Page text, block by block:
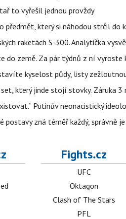
to vyřešil jednou provždy
předmět, který si náhodou strčil do
raketách S-300. Analytička
do země. Za pár týdnů z ní vyroste
kyselost půdy, listy
který jinde stojí stovky. Záruka 3
Putinův neonacistický
zná téměř každý, správně
Fights.cz
UFC
Oktagon
Clash of The Stars
PFL